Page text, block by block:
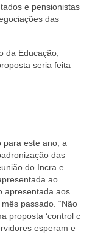
e pensionistas
das
da Educação,
seria feita
para este ano, a
das
do Incra e
ao
apresentada aos
passado. “Não
proposta ‘control c
esperam e